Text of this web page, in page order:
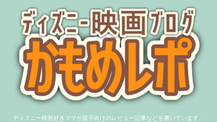
ディズニー映画好きママが親子向けのレビュー記事などを書いています。